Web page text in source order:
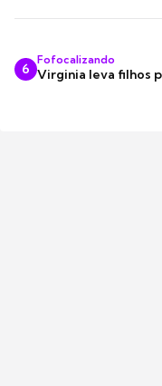
6
Fofocalizando
Virginia leva filhos